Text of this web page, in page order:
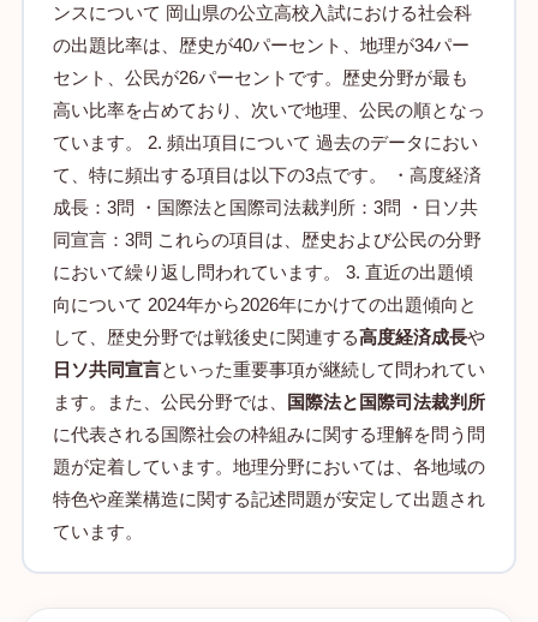
ンスについて 岡山県の公立高校入試における社会科
の出題比率は、歴史が40パーセント、地理が34パー
セント、公民が26パーセントです。歴史分野が最も
高い比率を占めており、次いで地理、公民の順となっ
ています。 2. 頻出項目について 過去のデータにおい
て、特に頻出する項目は以下の3点です。 ・高度経済
成長：3問 ・国際法と国際司法裁判所：3問 ・日ソ共
同宣言：3問 これらの項目は、歴史および公民の分野
において繰り返し問われています。 3. 直近の出題傾
向について 2024年から2026年にかけての出題傾向と
して、歴史分野では戦後史に関連する高度経済成長や
日ソ共同宣言といった重要事項が継続して問われてい
ます。また、公民分野では、
国際法と国際司法裁判所
に代表される国際社会の枠組みに関する理解を問う問
題が定着しています。地理分野においては、各地域の
特色や産業構造に関する記述問題が安定して出題され
ています。